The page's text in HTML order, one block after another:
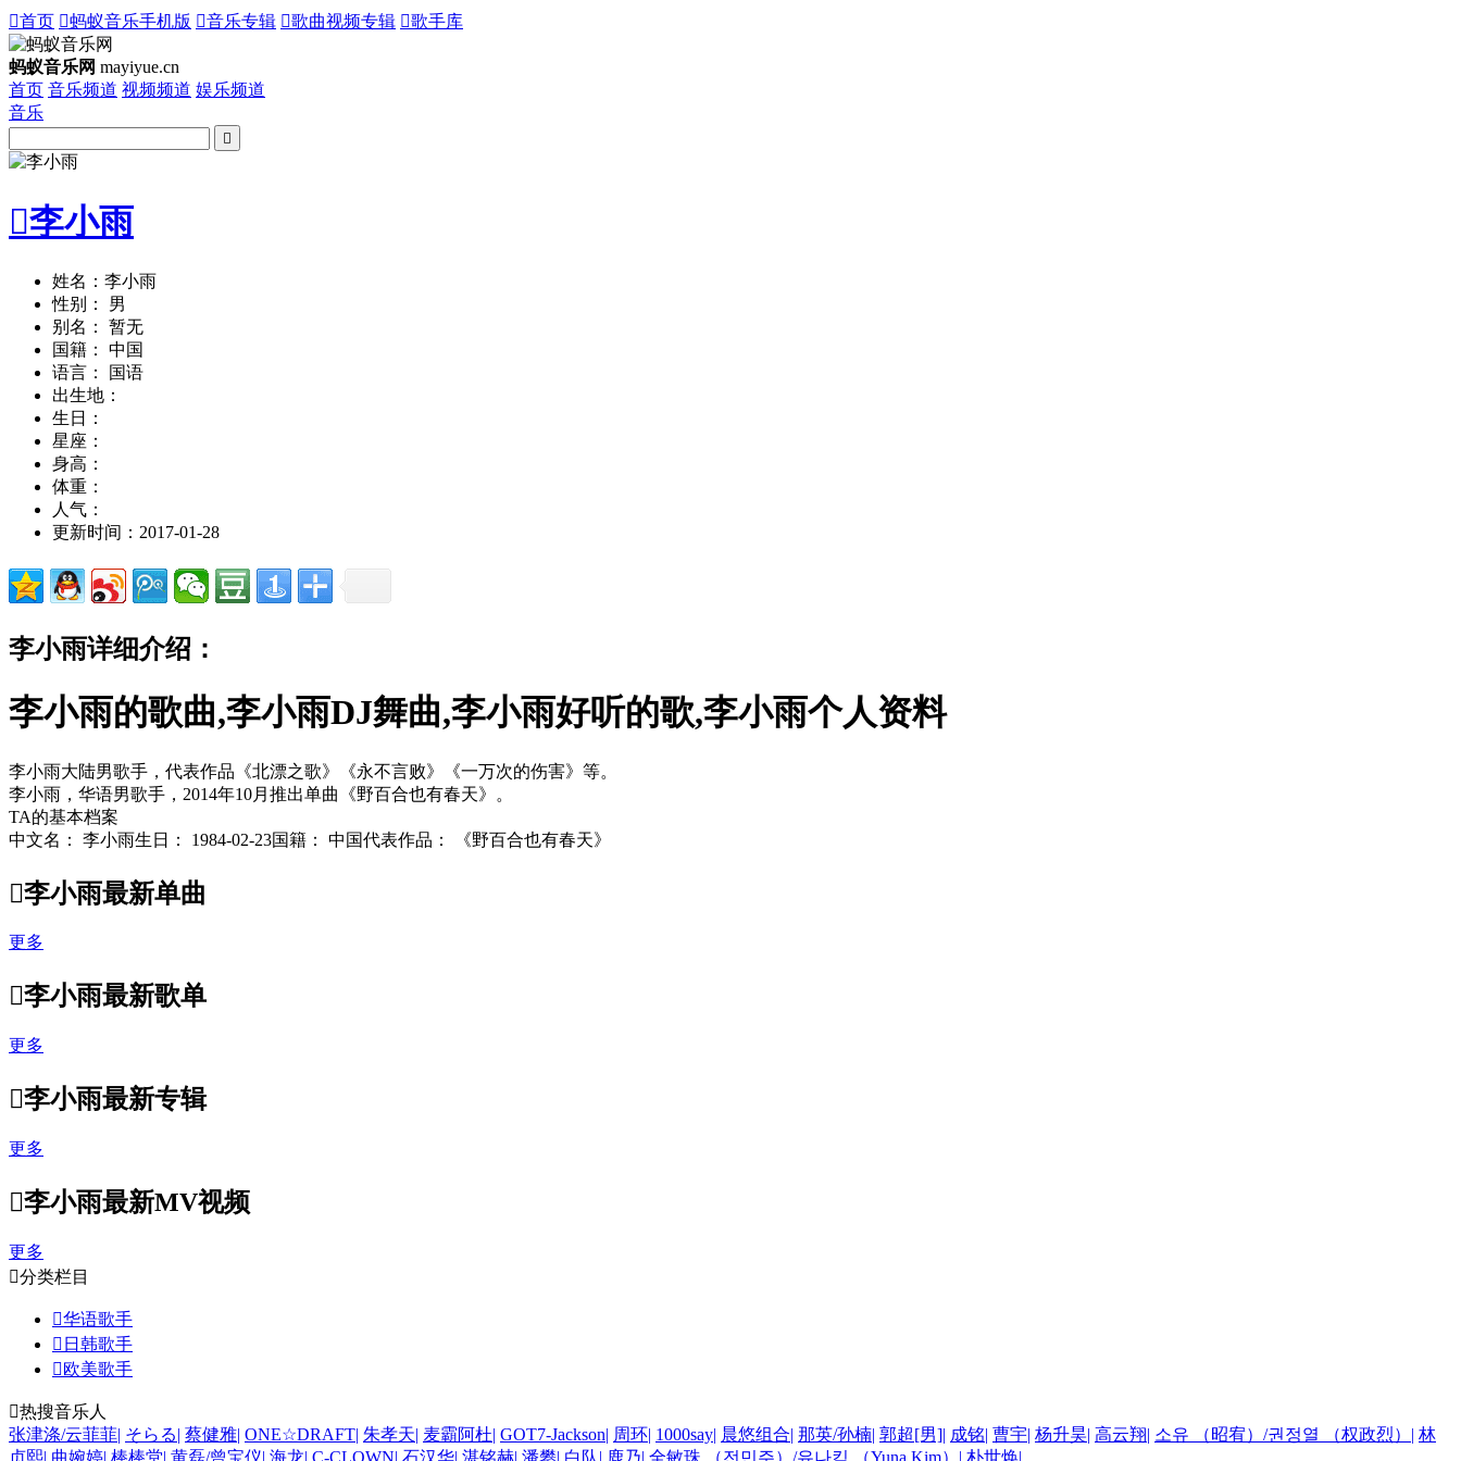
首页 蚂蚁音乐手机版 音乐专辑 歌曲视频专辑 歌手库
蚂蚁音乐网 mayiyue.cn
首页 音乐频道 视频频道 娱乐频道
音乐

李小雨
姓名：李小雨
性别： 男
别名： 暂无
国籍： 中国
语言： 国语
出生地：
生日：
星座：
身高：
体重：
人气：
更新时间：2017-01-28
李小雨详细介绍：
李小雨的歌曲,李小雨DJ舞曲,李小雨好听的歌,李小雨个人资料
李小雨大陆男歌手，代表作品《北漂之歌》《永不言败》《一万次的伤害》等。
李小雨，华语男歌手，2014年10月推出单曲《野百合也有春天》。
TA的基本档案
中文名： 李小雨生日： 1984-02-23国籍： 中国代表作品： 《野百合也有春天》
李小雨最新单曲
更多
李小雨最新歌单
更多
李小雨最新专辑
更多
李小雨最新MV视频
更多
分类栏目
华语歌手
 日韩歌手
欧美歌手
热搜音乐人
张津涤/云菲菲| そらる| 蔡健雅| ONE☆DRAFT| 朱孝天| 麦霸阿杜| GOT7-Jackson| 周环| 1000say| 晨悠组合| 那英/孙楠| 郭超[男]| 成铭| 曹宇| 杨升昊| 高云翔| 소유 （昭宥）/권정열 （权政烈） | 林
贞熙| 曲婉婷| 棒棒堂| 黄磊/曾宝仪| 海龙| C-CLOWN| 石汉华| 湛铭赫| 潘攀| 白队 | 鹿乃| 全敏珠 （전민주）/유나킴 （Yuna Kim） | 朴世焕|